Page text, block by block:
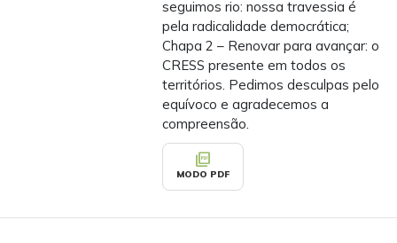
seguimos rio: nossa travessia é
pela radicalidade democrática;
Chapa 2 – Renovar para avançar: o
CRESS presente em todos os
territórios. Pedimos desculpas pelo
equívoco e agradecemos a
compreensão.
picture_as_pdf
MODO PDF